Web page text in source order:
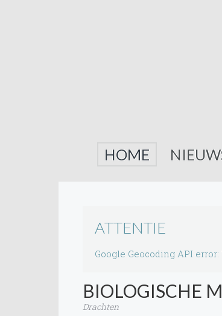
HOME
ATTENTIE
Google Geocoding API
BIOLOGISCHE
Drachten